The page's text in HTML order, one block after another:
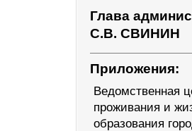
Глава
С.В. СВИНИН
Приложения:
Ведомственная
проживания и
образования